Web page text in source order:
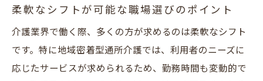
柔軟なシフトが可能な職場選びのポイント
介護業界で働く際、多くの方が求めるのは柔軟なシフト
です。特に地域密着型通所介護では、利用者のニーズに
応じたサービスが求められるため、勤務時間も変動的で